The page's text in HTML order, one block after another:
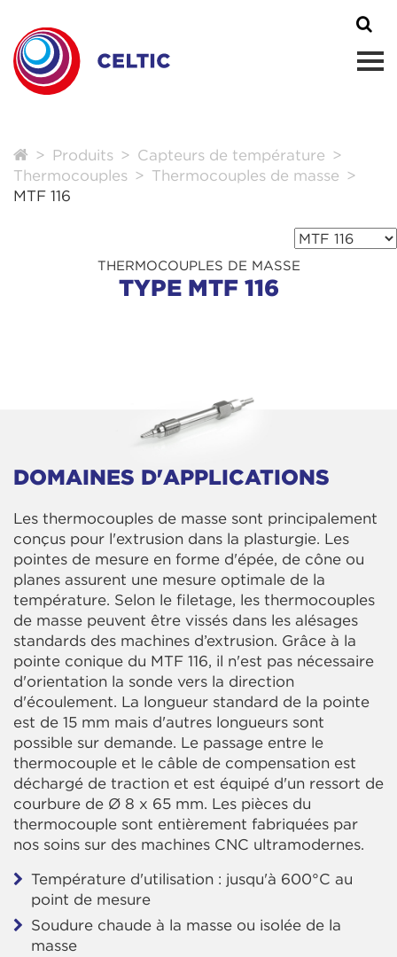
Produits
Capteurs de température
Thermocouples
Thermocouples de masse
MTF 116
THERMOCOUPLES DE MASSE
TYPE MTF 116
DOMAINES D'APPLICATIONS
Les thermocouples de masse sont principalement
conçus pour l'extrusion dans la plasturgie. Les
pointes de mesure en forme d'épée, de cône ou
planes assurent une mesure optimale de la
température. Selon le filetage, les thermocouples
de masse peuvent être vissés dans les alésages
standards des machines d’extrusion. Grâce à la
pointe conique du MTF 116, il n'est pas nécessaire
d'orientation la sonde vers la direction
d'écoulement. La longueur standard de la pointe
est de 15 mm mais d'autres longueurs sont
possible sur demande. Le passage entre le
thermocouple et le câble de compensation est
déchargé de traction et est équipé d'un ressort de
courbure de Ø 8 x 65 mm. Les pièces du
thermocouple sont entièrement fabriquées par
nos soins sur des machines CNC ultramodernes.
Température d'utilisation : jusqu'à 600°C au
point de mesure
Soudure chaude à la masse ou isolée de la
masse